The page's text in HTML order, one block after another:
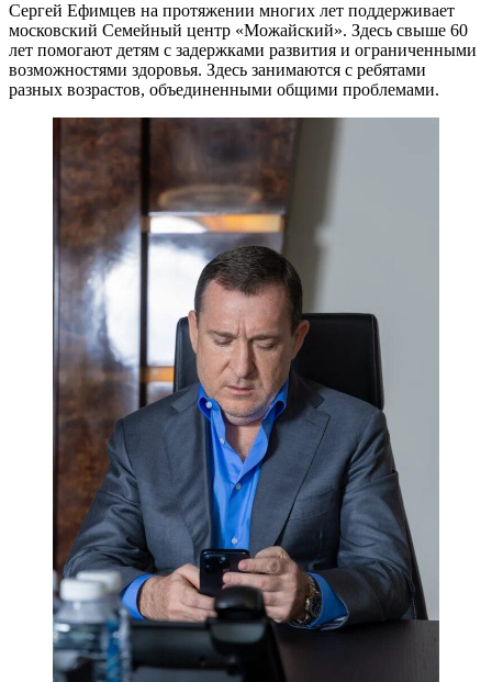
Сергей Ефимцев на протяжении многих лет поддерживает
московский Семейный центр «Можайский». Здесь свыше 60
лет помогают детям с задержками развития и ограниченными
возможностями здоровья. Здесь занимаются с ребятами
разных возрастов, объединенными общими проблемами.